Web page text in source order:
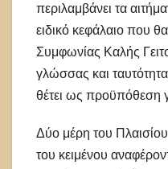
περιλαμβάνει τα
ειδικό κεφάλαιο που
Συμφωνίας Καλής
γλώσσας και
θέτει ως προϋπόθεση
Δύο μέρη του
του κειμένου